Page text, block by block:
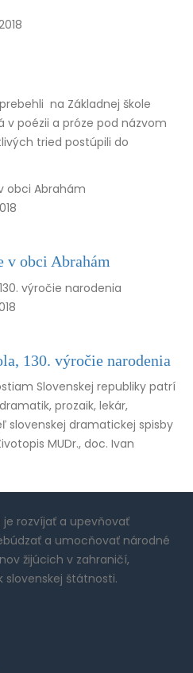
na Základnej škole
v poézii a próze pod názvom
tried postúpili do
v obci Abrahám
130. výročie narodenia
Slovenskej republiky patrí
prozaik, lekár,
slovenskej dramatickej spisby
MUDr., doc. Ivan
je rozvíjať a upevňovať
a umocňovať národné
žijúcich v zahraničí,
štátnosti.